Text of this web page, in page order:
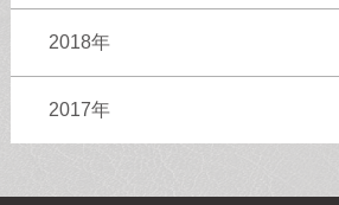
2018年
2017年